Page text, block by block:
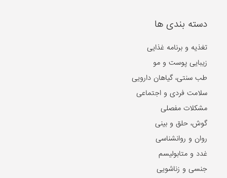
دسته بندی ها
تغذیه و برنامه غذایی
زیبایی پوست و مو
طب سنتی، گیاهان دارویی
سلامت فردی و اجتماعی
مشکلات مفصلی
گوش، حلق و بینی
روان و روانشناسی
غدد و متابولیسم
جنسی و زناشویی